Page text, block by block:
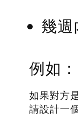
幾
例如：
如果對方
請設計一